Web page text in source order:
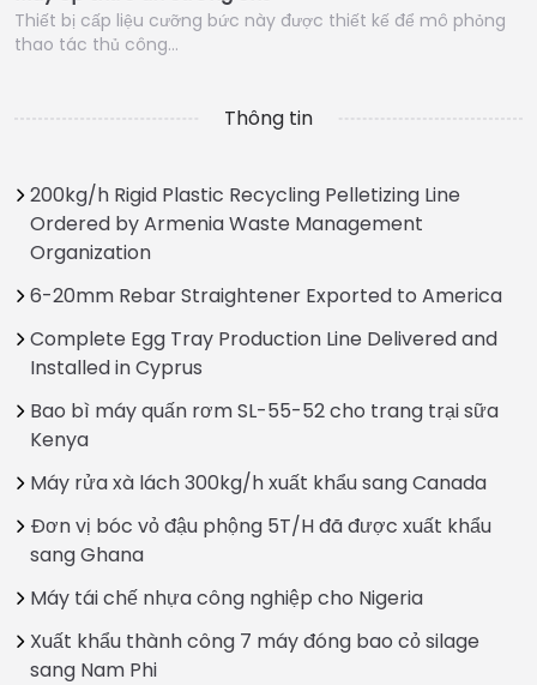
Thiết bị cấp liệu cưỡng bức này được thiết kế để mô phỏng
thao tác thủ công…
Thông tin
200kg/h Rigid Plastic Recycling Pelletizing Line
Ordered by Armenia Waste Management
Organization
6-20mm Rebar Straightener Exported to America
Complete Egg Tray Production Line Delivered and
Installed in Cyprus
Bao bì máy quấn rơm SL-55-52 cho trang trại sữa
Kenya
Máy rửa xà lách 300kg/h xuất khẩu sang Canada
Đơn vị bóc vỏ đậu phộng 5T/H đã được xuất khẩu
sang Ghana
Máy tái chế nhựa công nghiệp cho Nigeria
Xuất khẩu thành công 7 máy đóng bao cỏ silage
sang Nam Phi